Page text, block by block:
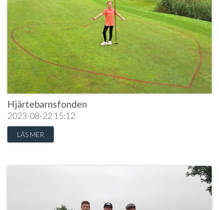
Hjärtebarnsfonden
2023-08-22 15:12
LÄS MER